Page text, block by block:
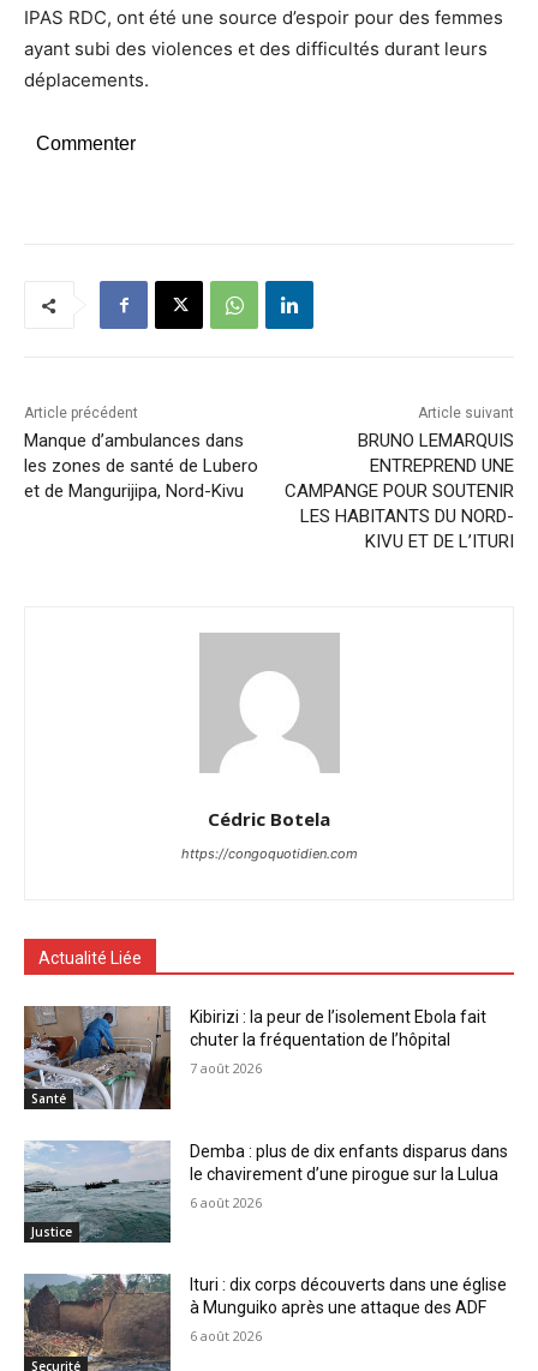
IPAS RDC, ont été une source d’espoir pour des femmes
ayant subi des violences et des difficultés durant leurs
déplacements.
Commenter
Article précédent
Manque d’ambulances dans
les zones de santé de Lubero
et de Mangurijipa, Nord-Kivu
Article suivant
BRUNO LEMARQUIS
ENTREPREND UNE
CAMPANGE POUR SOUTENIR
LES HABITANTS DU NORD-
KIVU ET DE L’ITURI
Cédric Botela
https://congoquotidien.com
Actualité Liée
Santé
Kibirizi : la peur de l’isolement Ebola fait
chuter la fréquentation de l’hôpital
7 août 2026
Justice
Demba : plus de dix enfants disparus dans
le chavirement d’une pirogue sur la Lulua
6 août 2026
Securité
Ituri : dix corps découverts dans une église
à Munguiko après une attaque des ADF
6 août 2026